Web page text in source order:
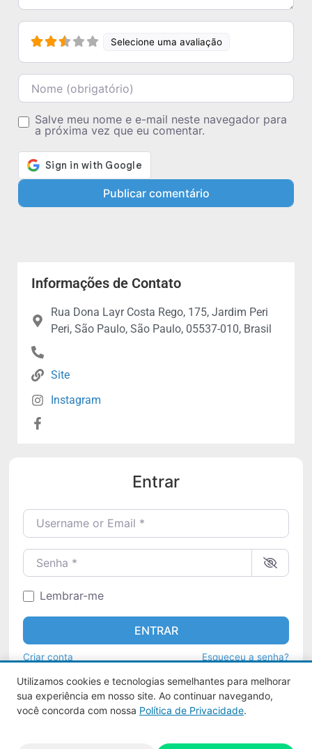
Selecione uma avaliação
Nome
Salve meu nome e e-mail neste navegador para
a próxima vez que eu comentar.
Informações de Contato
Rua Dona Layr Costa Rego, 175, Jardim Peri
Peri, São Paulo, São Paulo, 05537-010, Brasil
Site
Instagram
Entrar
Username or Email*
Senha*
Lembrar-me
ENTRAR
Criar conta Esqueceu a senha?
Utilizamos cookies e tecnologias semelhantes para melhorar
sua experiência em nosso site. Ao continuar navegando,
você concorda com nossa Política de Privacidade.